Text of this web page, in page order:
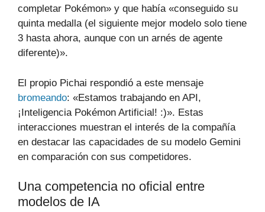
completar Pokémon» y que había «conseguido su
quinta medalla (el siguiente mejor modelo solo tiene
3 hasta ahora, aunque con un arnés de agente
diferente)».
El propio Pichai respondió a este mensaje
bromeando: «Estamos trabajando en API,
¡Inteligencia Pokémon Artificial! :)». Estas
interacciones muestran el interés de la compañía
en destacar las capacidades de su modelo Gemini
en comparación con sus competidores.
Una competencia no oficial entre
modelos de IA